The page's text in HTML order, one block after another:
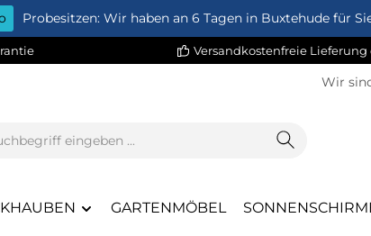
Probesitzen: Wir haben an 6 Tagen in Buxtehude für
Versandkostenfreie
Wir
GARTENMÖBEL